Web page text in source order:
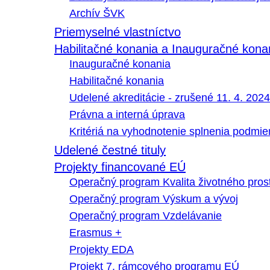
Archív ŠVK
Priemyselné vlastníctvo
Habilitačné konania a Inauguračné
Inauguračné konania
Habilitačné konania
Udelené akreditácie - zrušené 11. 4. 2024
Právna a interná úprava
Kritériá na vyhodnotenie splnenia
Udelené čestné tituly
Projekty financované EÚ
Operačný program Kvalita životného
Operačný program Výskum a vývoj
Operačný program Vzdelávanie
Erasmus +
Projekty EDA
Projekt 7. rámcového programu EÚ